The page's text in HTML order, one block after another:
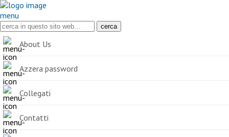
menu
About Us
Azzera password
Collegati
Contatti